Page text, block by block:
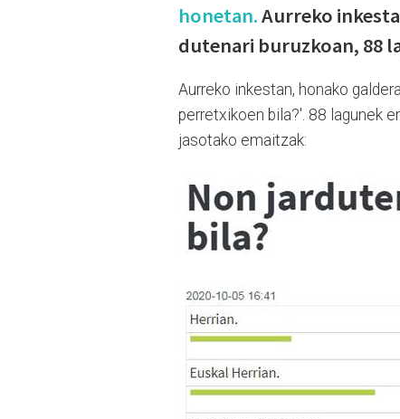
honetan.Aurreko
dutenari buruzkoan, 88
Aurreko inkestan, honako
perretxikoen bila?'. 88 lagunek
jasotako emaitzak: